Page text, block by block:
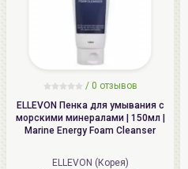
/ 0 отзывов
ELLEVON Пенка для умывания с
морскими минералами | 150мл |
Marine Energy Foam Cleanser
ELLEVON (Корея)